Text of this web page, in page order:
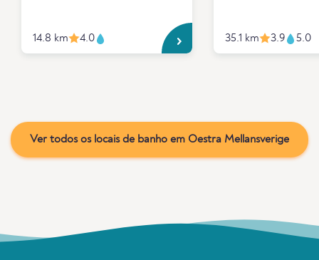
14.8 km 4.0 35.1 km 3.9 5.0
Ver todos os locais de banho em Oestra Mellansverige